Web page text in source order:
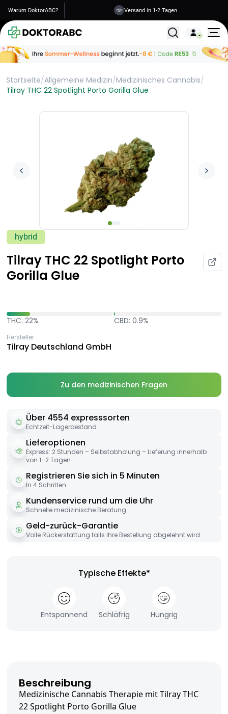
Warum DoktorABC? Versand in 1-2 Tagen
Alle
Startseite/Allgemeine Medizin/Medizinisches Cannabis/
Tilray THC 22 Spotlight Porto Gorilla Glue
hybrid
Tilray THC 22 Spotlight Porto
Gorilla Glue
THC: 22% CBD: 0.9%
Hersteller
Tilray Deutschland GmbH
Zu den medizinischen Fragen
Über 4554 expresssorten
Echtzeit-Lagerbestand
Lieferoptionen
Express: 2 Stunden – Selbstabholung – Lieferung innerhalb
von 1–2 Tagen
Registrieren Sie sich in 5 Minuten
In 4 Schritten
Kundenservice rund um die Uhr
Schnelle medizinische Beratung
Geld-zurück-Garantie
Volle Rückerstattung falls Ihre Bestellung abgelehnt wird
Typische Effekte*
Entspannend Schläfrig Hungrig
Beschreibung
Medizinische Cannabis Therapie mit Tilray THC
22 Spotlight Porto Gorilla Glue